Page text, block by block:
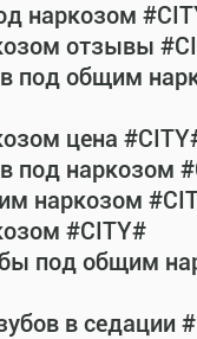
наркозом
отзывы
под общим
цена
под наркозом
наркозом
#CITY#
под общим
в седации